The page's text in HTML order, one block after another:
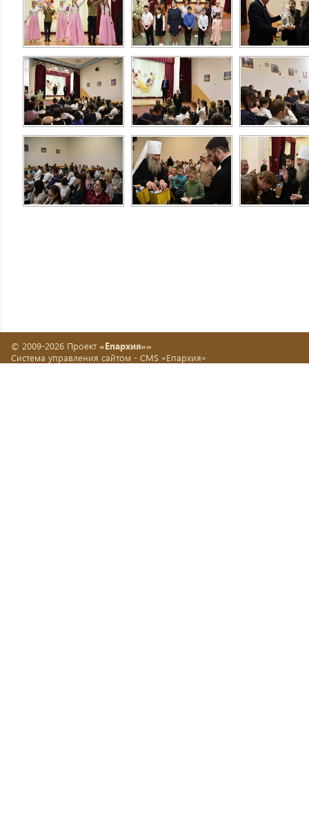
© 2009-2026 Проект «Епархия»»
Система управления сайтом - CMS «Епархия»